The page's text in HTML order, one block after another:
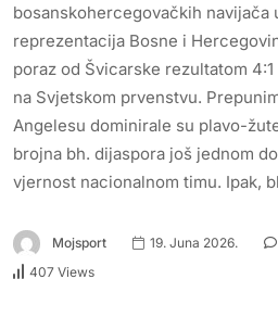
bosanskohercegovačkih navijača
reprezentacija Bosne i
poraz od Švicarske rezultatom
na Svjetskom prvenstvu.
Angelesu dominirale su plavo-
brojna bh. dijaspora još jednom
vjernost nacionalnom timu. Ipak,
Mojsport 19. Juna 2026.
407 Views